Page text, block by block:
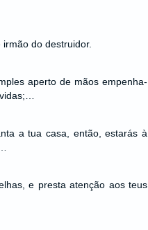
do destruidor.
aperto de mãos empenha-
a tua casa, então, estarás à
e presta atenção aos teus